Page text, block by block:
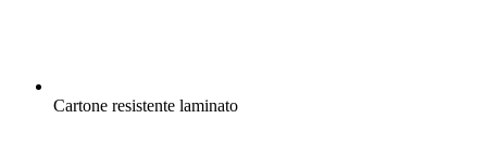
Cartone resistente laminato